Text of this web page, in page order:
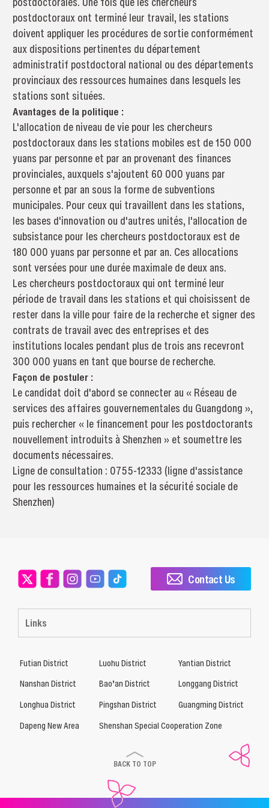
postdoctoraux ont terminé leur travail, les stations
doivent appliquer les procédures de sortie conformément
aux dispositions pertinentes du département
administratif postdoctoral national ou des départements
provinciaux des ressources humaines dans lesquels les
stations sont situées.
Avantages de la politique :
L'allocation de niveau de vie pour les chercheurs
postdoctoraux dans les stations mobiles est de 150 000
yuans par personne et par an provenant des finances
provinciales, auxquels s'ajoutent 60 000 yuans par
personne et par an sous la forme de subventions
municipales. Pour ceux qui travaillent dans les stations,
les bases d'innovation ou d'autres unités, l'allocation de
subsistance pour les chercheurs postdoctoraux est de
180 000 yuans par personne et par an. Ces allocations
sont versées pour une durée maximale de deux ans.
Les chercheurs postdoctoraux qui ont terminé leur
période de travail dans les stations et qui choisissent de
rester dans la ville pour faire de la recherche et signer des
contrats de travail avec des entreprises et des
institutions locales pendant plus de trois ans recevront
300 000 yuans en tant que bourse de recherche.
Façon de postuler :
Le candidat doit d'abord se connecter au « Réseau de
services des affaires gouvernementales du Guangdong »,
puis rechercher « le financement pour les postdoctorants
nouvellement introduits à Shenzhen » et soumettre les
documents nécessaires.
Ligne de consultation : 0755-12333 (ligne d'assistance
pour les ressources humaines et la sécurité sociale de
Shenzhen)
Links
Contact Us
Futian District Luohu District
Yantian District
Nanshan District
Bao’an District
Longgang District
Longhua District
Pingshan District
Guangming District
Dapeng New Area
Shenshan Special Cooperation Zone
BACK TO TOP